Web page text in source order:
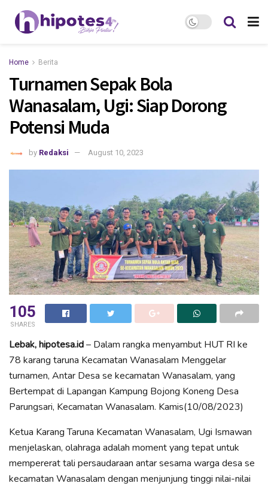
Home Berita
Turnamen Sepak Bola
Wanasalam, Ugi: Siap Dorong
Potensi Muda
by Redaksi August 10, 2023
105
SHARES
Lebak, hipotesa.id– Dalam rangka menyambut HUT RI ke
78 karang taruna Kecamatan Wanasalam Menggelar
turnamen, Antar Desa se kecamatan Wanasalam, yang
Bertempat di Lapangan Kampung Bojong Koneng Desa
Parungsari, Kecamatan Wanasalam. Kamis(10/08/2023)
Ketua Karang Taruna Kecamatan Wanasalam, Ugi Ismawan
menjelaskan, olahraga adalah moment yang tepat untuk
mempererat tali persaudaraan antar sesama warga desa se
kecamatan Wanasalam dengan menjunjung tinggi nilai-nilai